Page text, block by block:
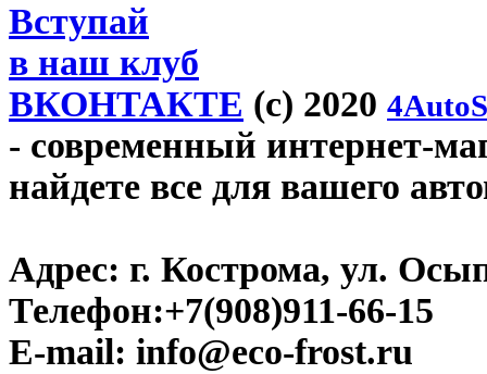
Вступай
в наш клуб
ВКОНТАКТЕ (c) 2020
- современный интернет-
найдете все для вашего
Адрес: г. Кострома, ул.
Телефон:+7(908)911-66-15
E-mail: info@eco-frost.ru